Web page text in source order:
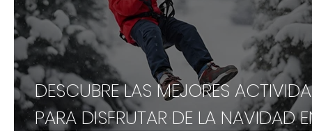
DESCUBRE LAS MEJORES
PARA DISFRUTAR DE LA NAVIDAD